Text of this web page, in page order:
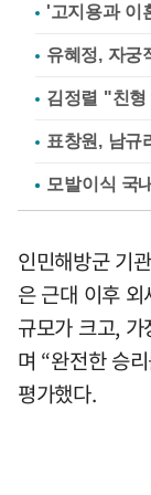
'고지용과 이
유혜정, 자
김정렬 "친
표창원, 남
인민해방군 기
은 근대 이후
규모가 크고,
며 “완전한 승
평가했다.